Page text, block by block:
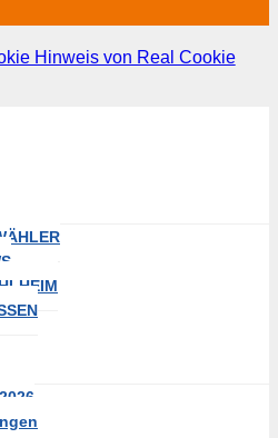
Hinweis von Real Cookie